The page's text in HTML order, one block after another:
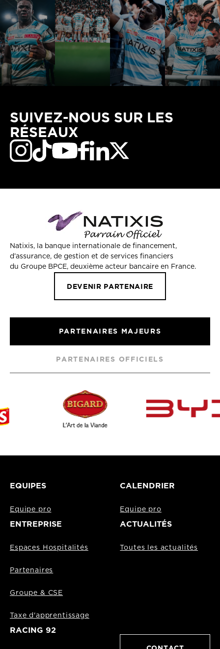
SUIVEZ-NOUS SUR LES
RÉSEAUX
Natixis, la banque internationale de financement,
d’assurance, de gestion et de services financiers
du Groupe BPCE, deuxième acteur bancaire en France.
DEVENIR PARTENAIRE
PARTENAIRES MAJEURS
PARTENAIRES OFFICIELS
EQUIPES
Equipe pro
CALENDRIER
Equipe pro
ENTREPRISE
Espaces Hospitalités
Partenaires
Groupe & CSE
Taxe d'apprentissage
ACTUALITÉS
Toutes les actualités
RACING 92